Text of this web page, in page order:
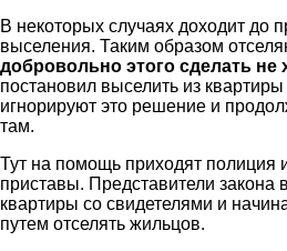
В некоторых случаях доходит до
выселения. Таким образом
добровольно этого сделать не
постановил выселить из
игнорируют это решение и
там.
Тут на помощь приходят
приставы. Представители закона
квартиры со свидетелями и
путем отселять жильцов.